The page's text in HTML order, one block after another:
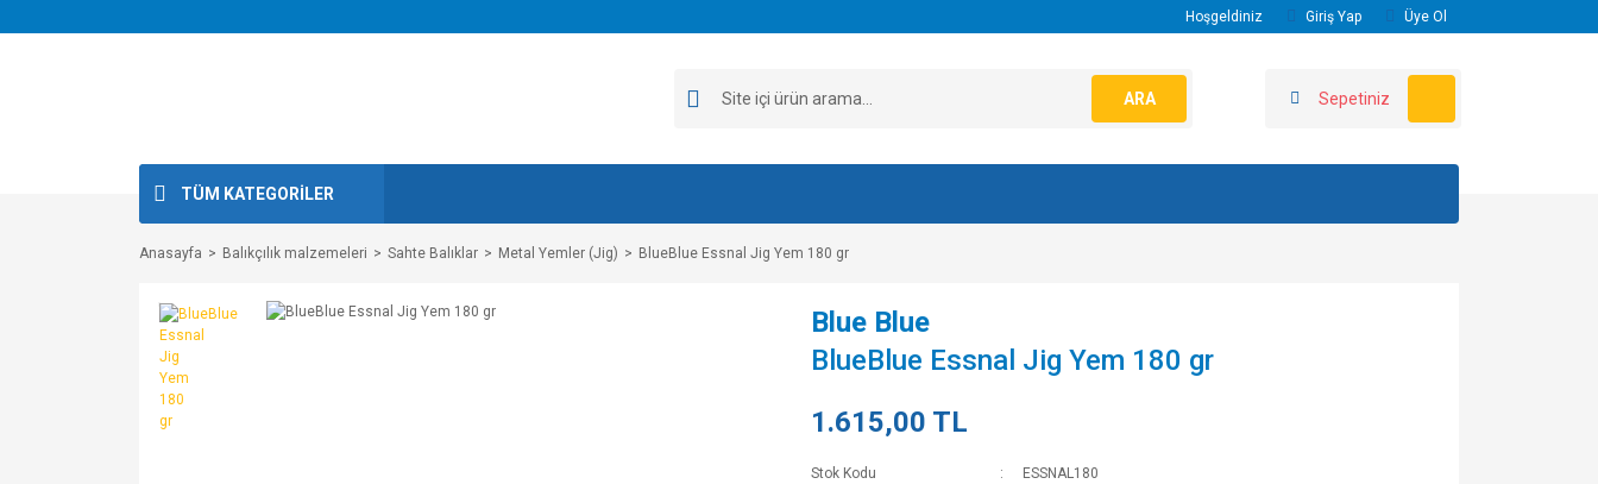
Hoşgeldiniz Giriş Yap Üye Ol
ARA Sepetiniz
TÜM KATEGORİLER
Anasayfa Balıkçılık malzemeleri Sahte Balıklar Metal Yemler (Jig) BlueBlue Essnal Jig Yem 180 gr
Blue Blue
BlueBlue Essnal Jig Yem 180 gr
1.615,00 TL
Stok Kodu
ESSNAL180